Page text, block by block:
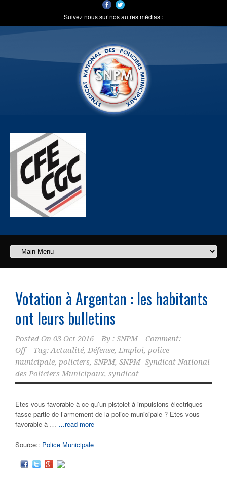
Suivez nous sur nos autres médias :
Votation à Argentan : les habitants
ont leurs bulletins
Posted On 03 Oct 2016 By : SNPM
Comment:
Off
Tag:Actualité, Défense, Emploi, police
municipale, policiers, SNPM, SNPM- Syndicat National
des Policiers Municipaux, syndicat
Êtes-vous favorable à ce qu’un pistolet à impulsions électriques
fasse partie de l’armement de la police municipale ? Êtes-vous
favorable à … …read more
Source:: Police Municipale